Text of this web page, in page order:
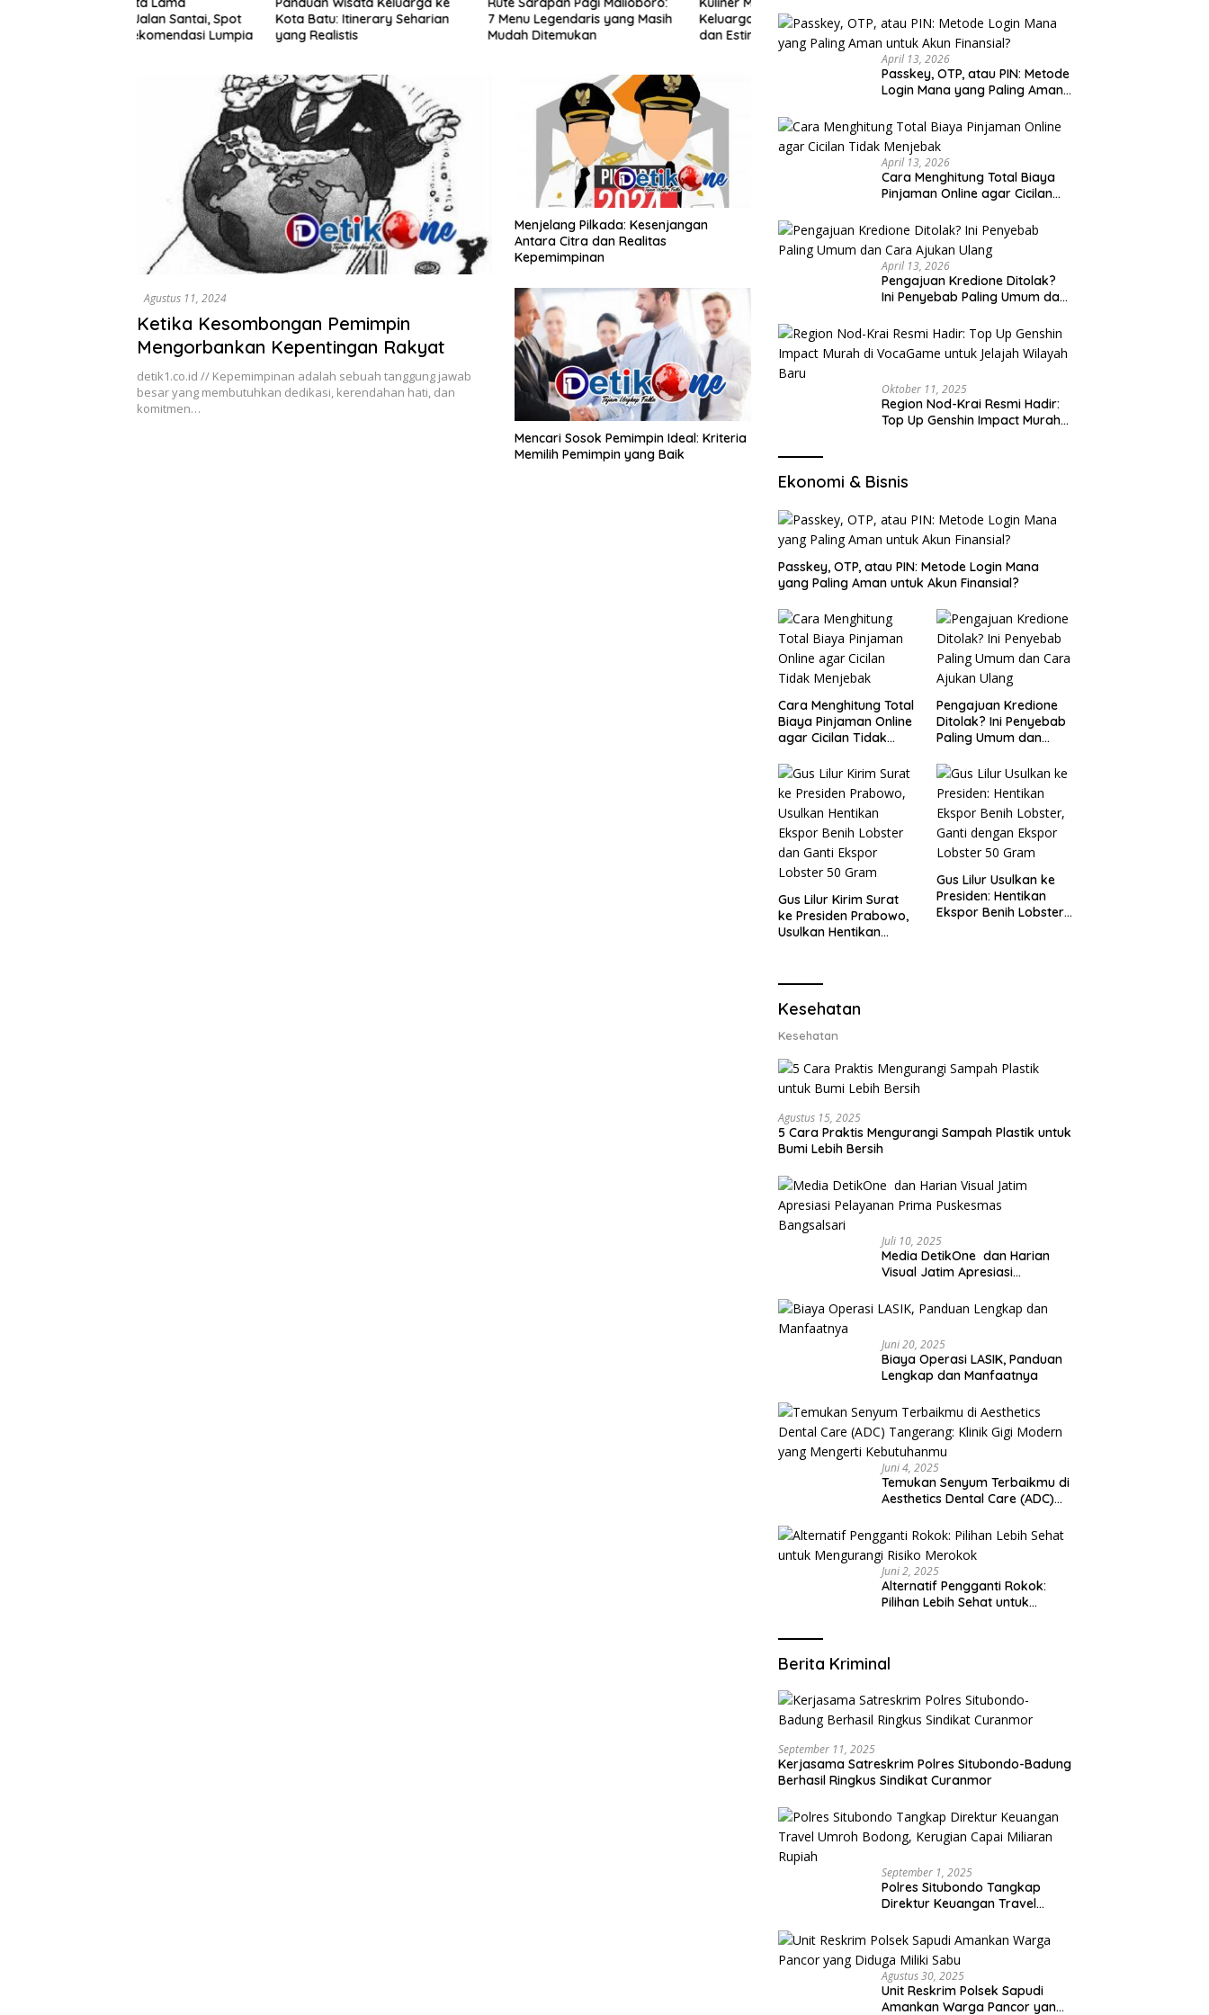
Kota Batu: Itinerary Seharian
yang Realistis
7 Menu Legendaris yang Masih
Mudah Ditemukan
Keluarga: Menu, Jam Ramai,
dan Estimasi Budget
Semarang Malam Hari: Rute
Aman untuk Keluarga
Tempat Dekat Stasiun Balapan
yang Ramah Kantong
Agustus 11, 2024
Ketika Kesombongan Pemimpin
Mengorbankan Kepentingan Rakyat
detik1.co.id // Kepemimpinan adalah sebuah tanggung jawab
besar yang membutuhkan dedikasi, kerendahan hati, dan
komitmen…
Menjelang Pilkada: Kesenjangan
Antara Citra dan Realitas
Kepemimpinan
Mencari Sosok Pemimpin Ideal: Kriteria
Memilih Pemimpin yang Baik
April 13, 2026
Passkey, OTP, atau PIN: Metode
Login Mana yang Paling Aman
April 13, 2026
Cara Menghitung Total Biaya
Pinjaman Online agar Cicilan
April 13, 2026
Pengajuan Kredione Ditolak?
Ini Penyebab Paling Umum dan
Oktober 11, 2025
Region Nod-Krai Resmi Hadir:
Top Up Genshin Impact Murah
Ekonomi & Bisnis
Passkey, OTP, atau PIN: Metode Login Mana
yang Paling Aman untuk Akun Finansial?
Cara Menghitung Total
Biaya Pinjaman Online
agar Cicilan Tidak
Pengajuan Kredione
Ditolak? Ini Penyebab
Paling Umum dan
Gus Lilur Kirim Surat
ke Presiden Prabowo,
Usulkan Hentikan
Lobster 50 Gram
Gus Lilur Usulkan ke
Presiden: Hentikan
Ekspor Benih Lobster,
Kesehatan
Kesehatan
Agustus 15, 2025
5 Cara Praktis Mengurangi Sampah Plastik untuk
Bumi Lebih Bersih
Juli 10, 2025
Media DetikOne dan Harian
Visual Jatim Apresiasi
Bangsalsari
Juni 20, 2025
Biaya Operasi LASIK, Panduan
Lengkap dan Manfaatnya
Juni 4, 2025
Temukan Senyum Terbaikmu di
Aesthetics Dental Care (ADC)
yang Mengerti Kebutuhanmu
Juni 2, 2025
Alternatif Pengganti Rokok:
Pilihan Lebih Sehat untuk
Berita Kriminal
September 11, 2025
Kerjasama Satreskrim Polres Situbondo-Badung
Berhasil Ringkus Sindikat Curanmor
September 1, 2025
Polres Situbondo Tangkap
Direktur Keuangan Travel
Capai Miliaran Rupiah
Agustus 30, 2025
Unit Reskrim Polsek Sapudi
Amankan Warga Pancor yang